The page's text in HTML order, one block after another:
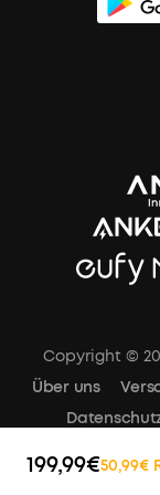
199,99€50,99€
Copyright ©
Über uns